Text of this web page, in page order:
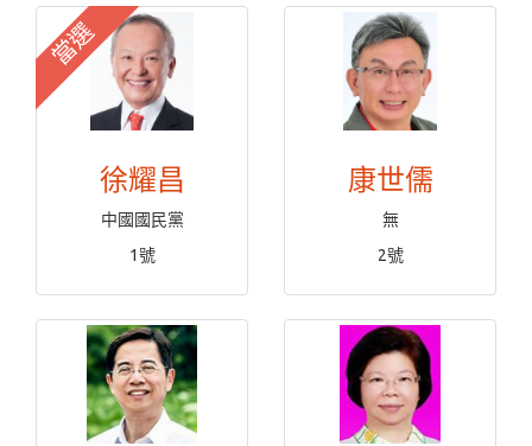
當選
徐耀昌
中國國民黨
1號
康世儒
無
2號